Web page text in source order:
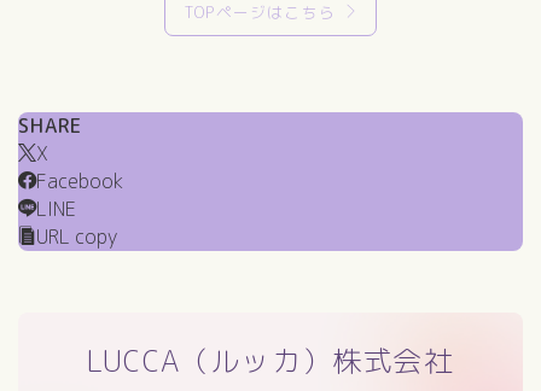
TOPページはこちら
SHARE
X
Facebook
LINE
URL copy
LUCCA（ルッカ）株式会社